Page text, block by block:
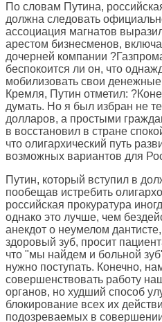
По словам Путина,
должна следовать
ассоциация магнатов
арестом бизнесменов,
дочерней компании
беспокоится ли он, что
мобилизовать свои
Кремля, Путин отметил:
думать. Но я был избран не
долларов, а простыми
в восстановил в стране
что олигархический путь
возможных вариантов для
Путин, который вступил в
пообещав истребить
российская прокуратура
однако это лучше, чем
анекдот о неумелом
здоровый зуб, просит
что "мы найдем и больной
нужно поступать. Конечно,
совершенствовать работу
органов, но худший способ
блокирование всех их
подозреваемых в